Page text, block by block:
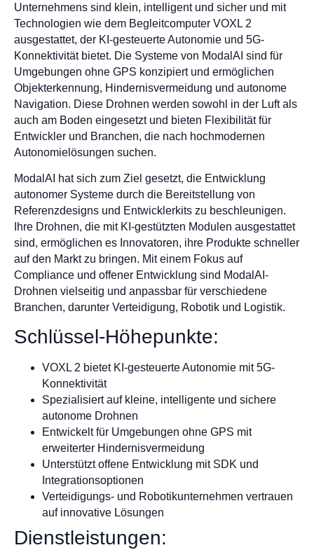
Unternehmens sind klein, intelligent und sicher und mit
Technologien wie dem Begleitcomputer VOXL 2
ausgestattet, der KI-gesteuerte Autonomie und 5G-
Konnektivität bietet. Die Systeme von ModalAI sind für
Umgebungen ohne GPS konzipiert und ermöglichen
Objekterkennung, Hindernisvermeidung und autonome
Navigation. Diese Drohnen werden sowohl in der Luft als
auch am Boden eingesetzt und bieten Flexibilität für
Entwickler und Branchen, die nach hochmodernen
Autonomielösungen suchen.
ModalAI hat sich zum Ziel gesetzt, die Entwicklung
autonomer Systeme durch die Bereitstellung von
Referenzdesigns und Entwicklerkits zu beschleunigen.
Ihre Drohnen, die mit KI-gestützten Modulen ausgestattet
sind, ermöglichen es Innovatoren, ihre Produkte schneller
auf den Markt zu bringen. Mit einem Fokus auf
Compliance und offener Entwicklung sind ModalAI-
Drohnen vielseitig und anpassbar für verschiedene
Branchen, darunter Verteidigung, Robotik und Logistik.
Schlüssel-Höhepunkte:
VOXL 2 bietet KI-gesteuerte Autonomie mit 5G-
Konnektivität
Spezialisiert auf kleine, intelligente und sichere
autonome Drohnen
Entwickelt für Umgebungen ohne GPS mit
erweiterter Hindernisvermeidung
Unterstützt offene Entwicklung mit SDK und
Integrationsoptionen
Verteidigungs- und Robotikunternehmen vertrauen
auf innovative Lösungen
Dienstleistungen: